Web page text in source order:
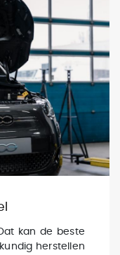
kan de beste
herstellen